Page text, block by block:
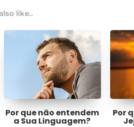
like..
Por que não entendem
a Sua Linguagem?
Por